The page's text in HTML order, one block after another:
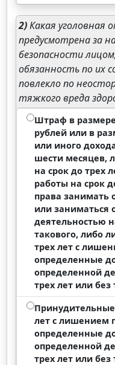
2)Какая
предусмотрена за
безопасности
обязанность по их
повлекло по
тяжкого вреда
Штраф в
рублей или в
или иного
шести месяцев,
на срок до трех
работы на срок
права занимать
или заниматься
деятельностью
такового, либо
трех лет с
определенные
определенной
трех лет или без
лет с лишением
определенные
определенной
трех лет или